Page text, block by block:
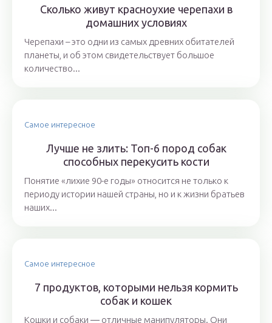
Сколько живут красноухие черепахи в
домашних условиях
Черепахи – это одни из самых древних обитателей
планеты, и об этом свидетельствует большое
количество...
Самое интересное
Лучше не злить: Топ-6 пород собак
способных перекусить кости
Понятие «лихие 90-е годы» относится не только к
периоду истории нашей страны, но и к жизни братьев
наших...
Самое интересное
7 продуктов, которыми нельзя кормить
собак и кошек
Кошки и собаки ― отличные манипуляторы. Они